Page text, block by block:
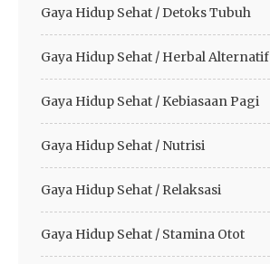
Gaya Hidup Sehat / Detoks Tubuh
Gaya Hidup Sehat / Herbal Alternatif
Gaya Hidup Sehat / Kebiasaan Pagi
Gaya Hidup Sehat / Nutrisi
Gaya Hidup Sehat / Relaksasi
Gaya Hidup Sehat / Stamina Otot